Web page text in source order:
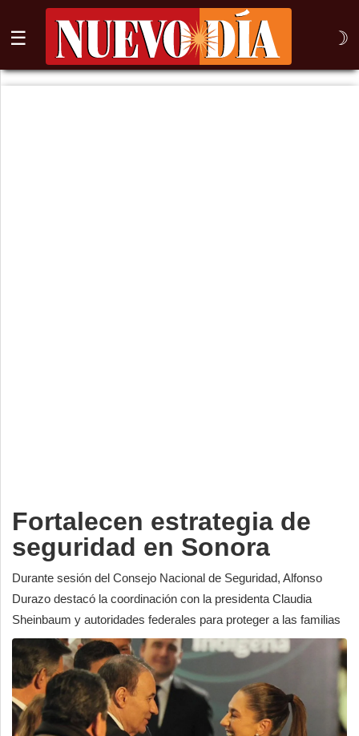
☰ ☽
⌕
Fortalecen estrategia de
seguridad en Sonora
Durante sesión del Consejo Nacional de Seguridad, Alfonso
Durazo destacó la coordinación con la presidenta Claudia
Sheinbaum y autoridades federales para proteger a las familias